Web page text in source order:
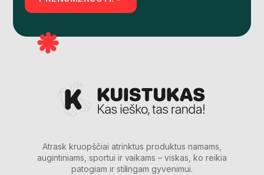
Atrask kruopščiai atrinktus produktus namams,
augintiniams, sportui ir vaikams – viskas, ko reikia
patogiam ir stilingam gyvenimui.